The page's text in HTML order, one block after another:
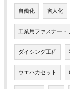
自働化 省人化
工業用ファスナー・
ダイシング工程
ウエハカセット